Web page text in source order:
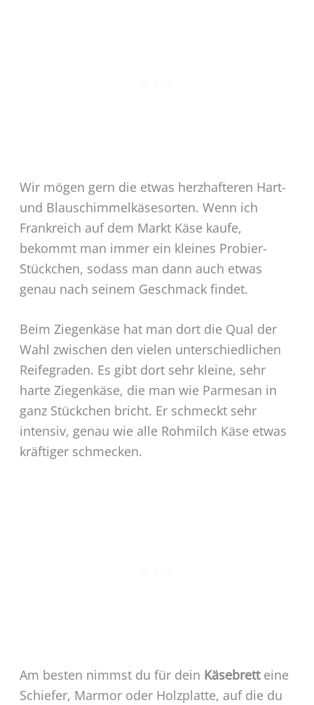
Wir mögen gern die etwas herzhafteren Hart-
und Blauschimmelkäsesorten. Wenn ich
Frankreich auf dem Markt Käse kaufe,
bekommt man immer ein kleines Probier-
Stückchen, sodass man dann auch etwas
genau nach seinem Geschmack findet.
Beim Ziegenkäse hat man dort die Qual der
Wahl zwischen den vielen unterschiedlichen
Reifegraden. Es gibt dort sehr kleine, sehr
harte Ziegenkäse, die man wie Parmesan in
ganz Stückchen bricht. Er schmeckt sehr
intensiv, genau wie alle Rohmilch Käse etwas
kräftiger schmecken.
Am besten nimmst du für dein Käsebrett eine
Schiefer, Marmor oder Holzplatte, auf die du